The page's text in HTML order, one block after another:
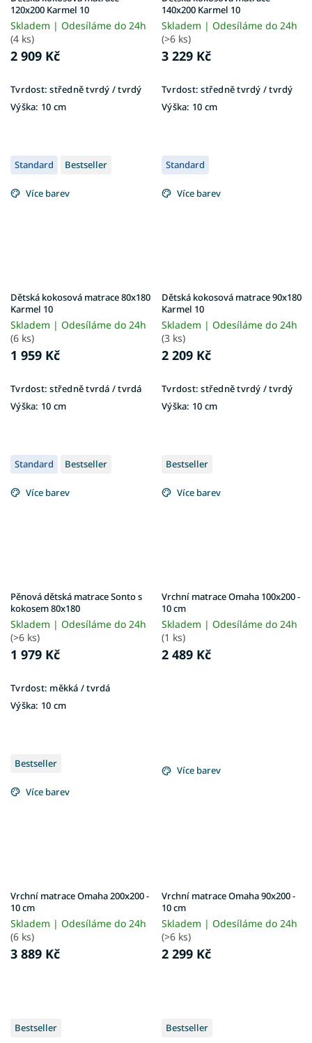
120x200 Karmel 10
Skladem | Odesíláme do 24h
(4 ks)
2 909 Kč
Tvrdost: středně tvrdý / tvrdý
Výška: 10 cm
140x200 Karmel 10
Skladem | Odesíláme do 24h
(>6 ks)
3 229 Kč
Tvrdost: středně tvrdý / tvrdý
Výška: 10 cm
Standard Bestseller
Více barev
Dětská kokosová matrace 80x180
Karmel 10
Skladem | Odesíláme do 24h
(6 ks)
1 959 Kč
Tvrdost: středně tvrdá / tvrdá
Výška: 10 cm
Standard
Více barev
Dětská kokosová matrace 90x180
Karmel 10
Skladem | Odesíláme do 24h
(3 ks)
2 209 Kč
Tvrdost: středně tvrdý / tvrdý
Výška: 10 cm
Standard Bestseller
Více barev
Pěnová dětská matrace Sonto s
kokosem 80x180
Skladem | Odesíláme do 24h
(>6 ks)
1 979 Kč
Tvrdost: měkká / tvrdá
Výška: 10 cm
Bestseller
Více barev
Vrchní matrace Omaha 100x200 -
10 cm
Skladem | Odesíláme do 24h
(1 ks)
2 489 Kč
Bestseller
Více barev
Vrchní matrace Omaha 200x200 -
10 cm
Skladem | Odesíláme do 24h
(6 ks)
3 889 Kč
Více barev
Vrchní matrace Omaha 90x200 -
10 cm
Skladem | Odesíláme do 24h
(>6 ks)
2 299 Kč
Bestseller Bestseller